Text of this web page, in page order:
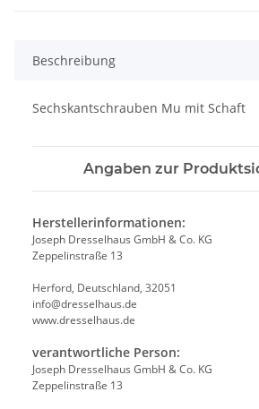
Beschreibung
Sechskantschrauben Mu mit Schaft
Angaben zur
Herstellerinformationen:
Joseph Dresselhaus GmbH & Co. KG
Zeppelinstraße 13
Herford, Deutschland, 32051
info@dresselhaus.de
www.dresselhaus.de
verantwortliche Person:
Joseph Dresselhaus GmbH & Co. KG
Zeppelinstraße 13